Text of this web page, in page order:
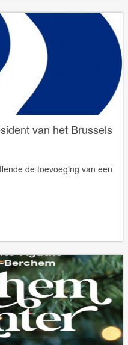
van het Brussels
de toevoeging van een